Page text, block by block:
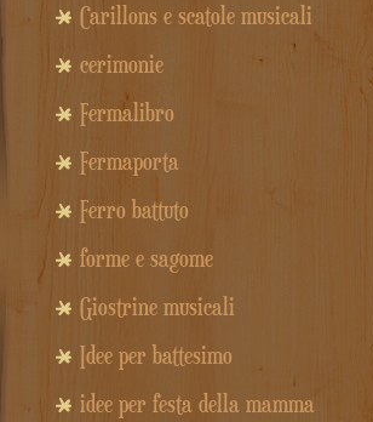
Carillons e scatole musicali
cerimonie
Fermalibro
Fermaporta
Ferro battuto
forme e sagome
Giostrine musicali
Idee per battesimo
idee per festa della mamma